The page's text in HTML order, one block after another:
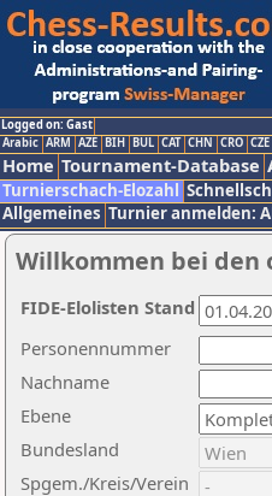
Logged on: Gast
Arabic ARM AZE BIH BUL CAT CHN CRO CZE
Home Tournament-Database
Turnierschach-Elozahl
Allgemeines Turnier anmelden:
Willkommen bei den
Nachname
Ebene
Personennummer
Bundesland
Spgem./Kreis/Verein
FIDE-Elolisten Stand